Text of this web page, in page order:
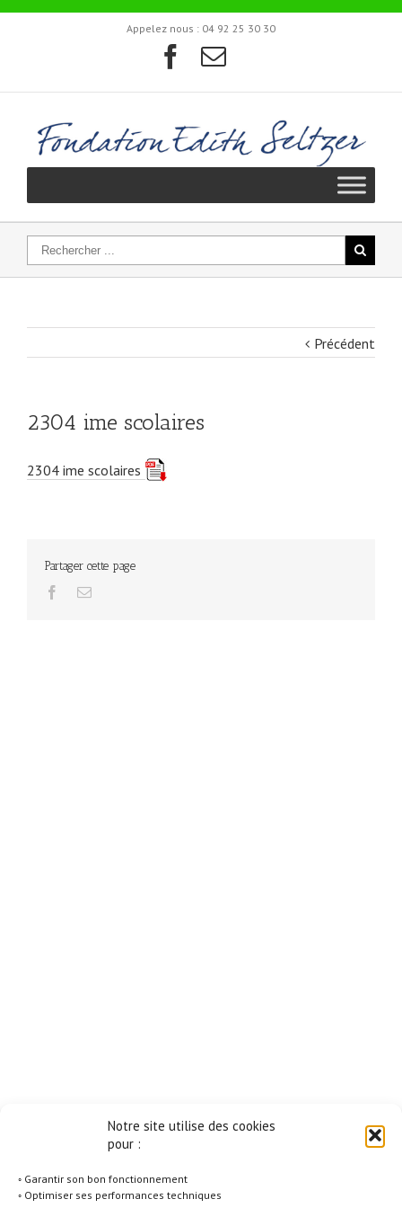
Notre site utilise des cookies
pour :
◦ Garantir son bon fonctionnement
◦ Optimiser ses performances techniques
Appelez nous : 04 92 25 30 30
Précédent
2304 ime scolaires
2304 ime scolaires
Partager cette page